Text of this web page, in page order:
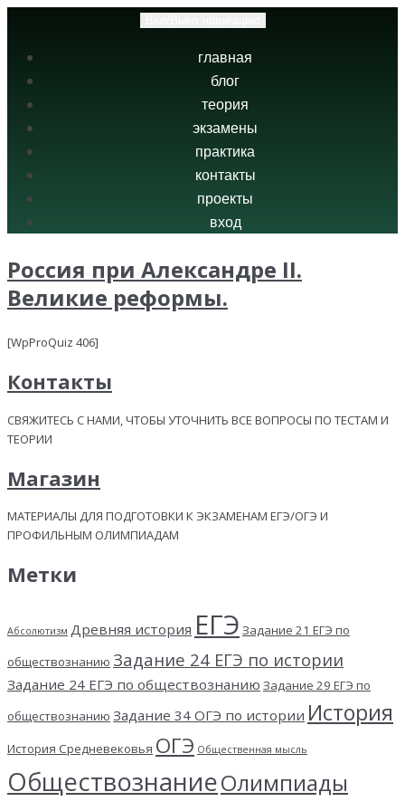
главная
блог
теория
экзамены
практика
контакты
проекты
вход
Россия при Александре II.
Великие реформы.
[WpProQuiz 406]
Контакты
СВЯЖИТЕСЬ С НАМИ, ЧТОБЫ УТОЧНИТЬ ВСЕ ВОПРОСЫ ПО ТЕСТАМ И
ТЕОРИИ
Магазин
МАТЕРИАЛЫ ДЛЯ ПОДГОТОВКИ К ЭКЗАМЕНАМ ЕГЭ/ОГЭ И
ПРОФИЛЬНЫМ ОЛИМПИАДАМ
Метки
Абсолютизм Древняя история ЕГЭ Задание 21 ЕГЭ по
обществознанию Задание 24 ЕГЭ по истории
Задание 24 ЕГЭ по обществознанию Задание 29 ЕГЭ по
обществознанию Задание 34 ОГЭ по истории История
История Средневековья ОГЭ Общественная мысль
ОбществознаниеОлимпиады